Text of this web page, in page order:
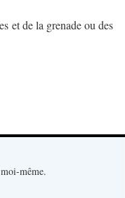
et de la grenade ou des
même.